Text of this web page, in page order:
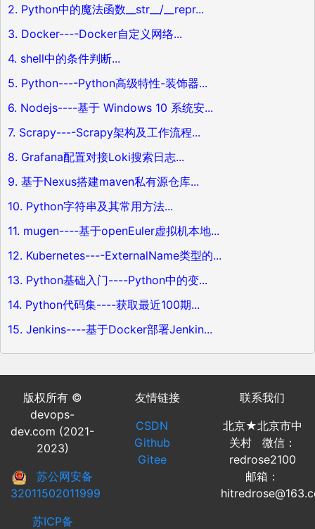
2. Python中的魔法函数__str__/__repr...
3. Docker----Docker自定义网络...
4. shell中的条件判断...
5. Python----Python高级特性-装饰器...
6. Nodejs----基于 Windows 10 系统安...
7. Scrapy----Scrapy架构及工作流程...
8. Grafana配置对接Loki搜索日志...
9. 基于Nexus搭建maven私有源仓库...
10. Python字符串及其常用方法...
11. mugen----基于openEuler虚拟机本地...
12. Kubernetes----ExternalName类型的...
13. Python基础入门----Python中的变...
14. Python代码集----获取最近100期...
15. Jenkins----基于Docker部署Jenkin...
版权所有 ©
devops-
dev.com (2021-
2023)
苏公网安备
32011502011999
苏ICP备
友情链接
CSDN
Github
Gitee
联系我们
北京★北京市中
关村 微信：
redrose2100
邮箱：